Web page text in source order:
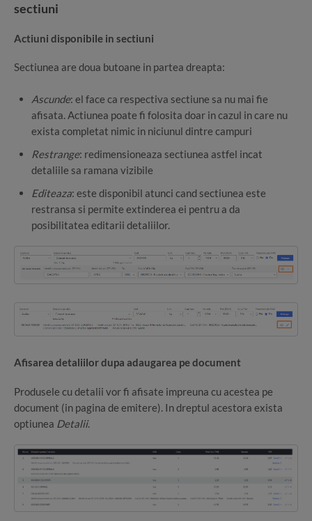
sectiuni
Actiuni disponibile in sectiuni
Sectiunea are doua butoane in partea dreapta:
Ascunde: el face ca respectiva sectiune sa nu mai fie
afisata. Actiunea poate fi folosita doar in cazul in care nu
exista completat nimic in niciunul dintre campuri
Restrange: redimensioneaza sectiunea astfel incat
detaliile sa ramana vizibile
Editeaza: este disponibil atunci cand sectiunea este
restransa si permite extinderea ei pentru a da
posibilitatea editarii detaliilor.
Afisarea detaliilor dupa adaugarea pe document
Produsele cu detalii vor fi afisate impreuna cu acestea pe
document (in pagina de emitere). In dreptul acestora exista
optiunea Detalii.